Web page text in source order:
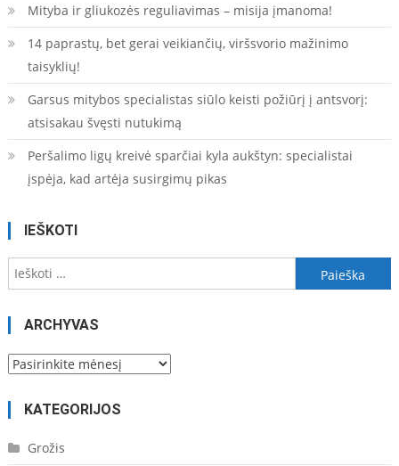
Mityba ir gliukozės reguliavimas – misija įmanoma!
14 paprastų, bet gerai veikiančių, viršsvorio mažinimo
taisyklių!
Garsus mitybos specialistas siūlo keisti požiūrį į antsvorį:
atsisakau švęsti nutukimą
Peršalimo ligų kreivė sparčiai kyla aukštyn: specialistai
įspėja, kad artėja susirgimų pikas
IEŠKOTI
Ieškoti:
ARCHYVAS
Archyvas
KATEGORIJOS
Grožis